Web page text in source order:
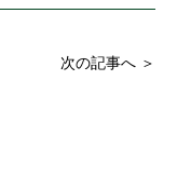
次の記事へ ＞